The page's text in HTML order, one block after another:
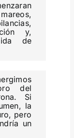
y,
de
del
Si
la
pero
un